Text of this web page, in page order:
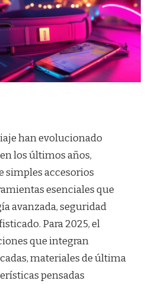
han evolucionado
los últimos años,
simples accesorios
esenciales que
avanzada, seguridad
Para 2025, el
que integran
materiales de última
pensadas